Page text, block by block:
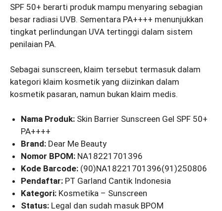
SPF 50+ berarti produk mampu menyaring sebagian
besar radiasi UVB. Sementara PA++++ menunjukkan
tingkat perlindungan UVA tertinggi dalam sistem
penilaian PA.
Sebagai sunscreen, klaim tersebut termasuk dalam
kategori klaim kosmetik yang diizinkan dalam
kosmetik pasaran, namun bukan klaim medis.
Nama Produk: Skin Barrier Sunscreen Gel SPF 50+
PA++++
Brand: Dear Me Beauty
Nomor BPOM: NA18221701396
Kode Barcode: (90)NA18221701396(91)250806
Pendaftar: PT Garland Cantik Indonesia
Kategori: Kosmetika – Sunscreen
Status: Legal dan sudah masuk BPOM